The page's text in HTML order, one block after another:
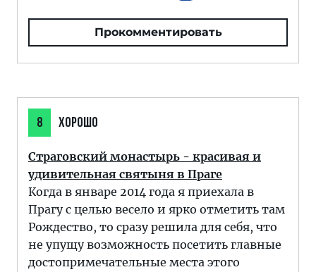
Прокомментировать
8 ХОРОШО
Страговский монастырь - красивая и
удивительная святыня в Праге
Когда в январе 2014 года я приехала в
Прагу с целью весело и ярко отметить там
Рождество, то сразу решила для себя, что
не упущу возможность посетить главные
достопримечательные места этого